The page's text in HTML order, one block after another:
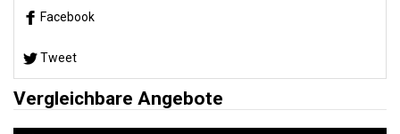
Facebook
Tweet
Vergleichbare Angebote